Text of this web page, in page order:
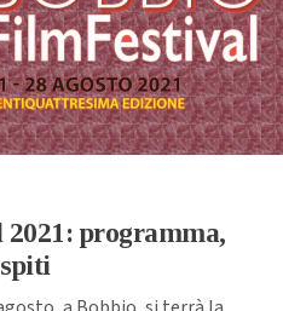
programma,